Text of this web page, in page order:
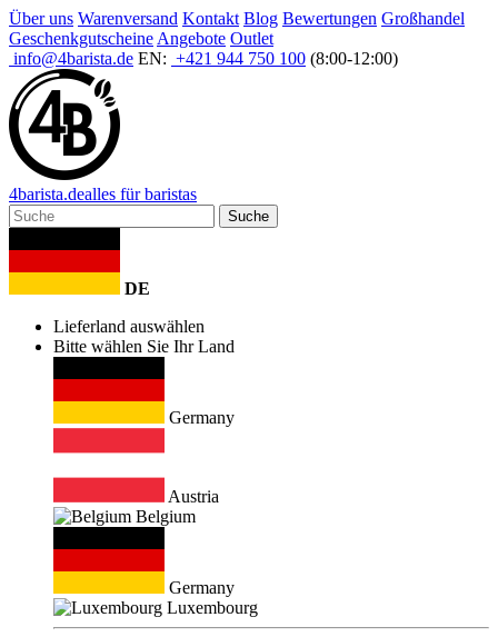
Über uns Warenversand Kontakt Blog Bewertungen Großhandel
Geschenkgutscheine Angebote Outlet
info@4barista.de EN: +421 944 750 100 (8:00-12:00)
4barista.dealles für baristas
Suche
DE
Lieferland auswählen
Bitte wählen Sie Ihr Land
Germany
Austria
Belgium
Germany
Luxembourg